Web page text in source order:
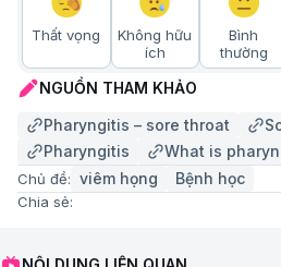
Thất vọng
Không hữu
ích
Bình
thường
NGUỒN THAM KHẢO
Pharyngitis – sore throat
Pharyngitis
What is
Chủ đề: viêm họng Bệnh học
Chia sẻ: